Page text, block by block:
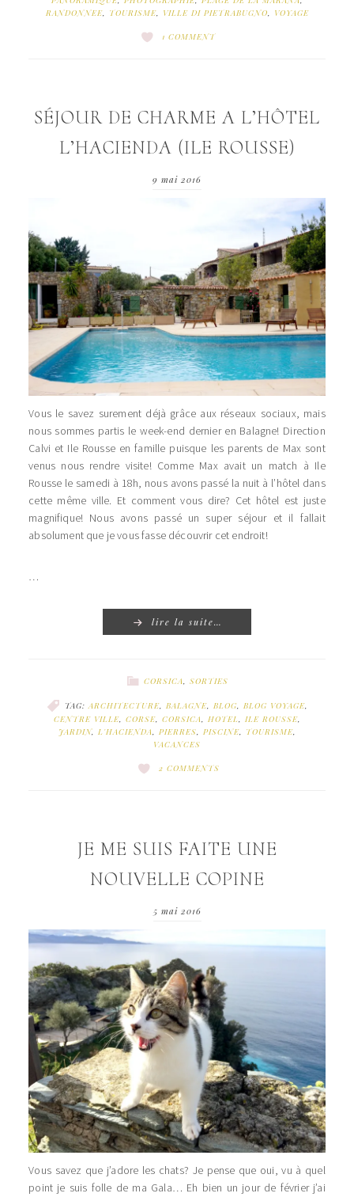
RANDONNEE, TOURISME, VILLE DI PIETRABUGNO, VOYAGE
1 COMMENT
SÉJOUR DE CHARME A L’HÔTEL
L’HACIENDA (ILE ROUSSE)
9 mai 2016
Vous le savez surement déjà grâce aux réseaux sociaux, mais
nous sommes partis le week-end dernier en Balagne! Direction
Calvi et Ile Rousse en famille puisque les parents de Max sont
venus nous rendre visite! Comme Max avait un match à Ile
Rousse le samedi à 18h, nous avons passé la nuit à l’hôtel dans
cette même ville. Et comment vous dire? Cet hôtel est juste
magnifique! Nous avons passé un super séjour et il fallait
absolument que je vous fasse découvrir cet endroit!
…
lire la suite…
CORSICA, SORTIES
TAG:ARCHITECTURE, BALAGNE, BLOG, BLOG VOYAGE,
CENTRE VILLE, CORSE, CORSICA, HOTEL, ILE ROUSSE,
JARDIN, L'HACIENDA, PIERRES, PISCINE, TOURISME,
VACANCES
2 COMMENTS
JE ME SUIS FAITE UNE
NOUVELLE COPINE
5 mai 2016
Vous savez que j’adore les chats? Je pense que oui, vu à quel
point je suis folle de ma Gala… Eh bien un jour de février j’ai